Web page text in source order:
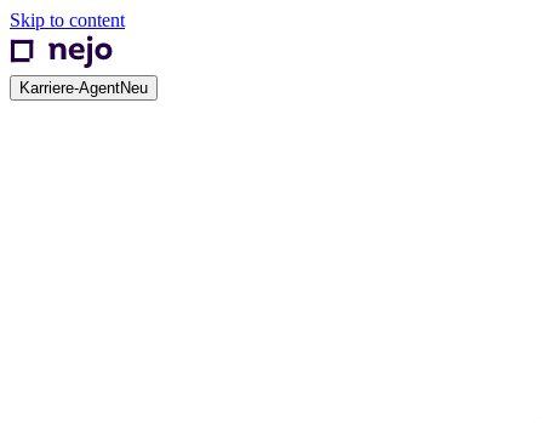
Skip to content
Karriere-AgentNeu